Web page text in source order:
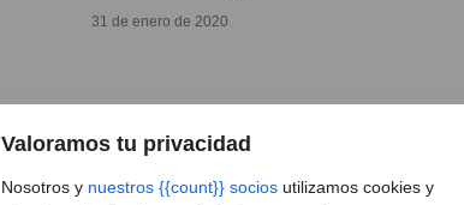
Valoramos tu privacidad
Nosotros y nuestros {{count}} socios utilizamos cookies y
31 de enero de 2020